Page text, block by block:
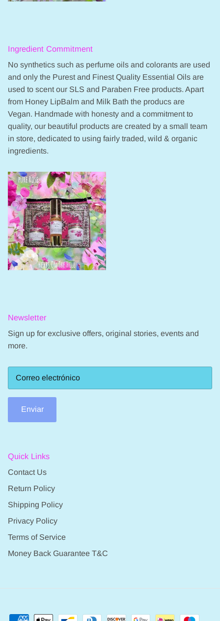
Ingredient Commitment
No synthetics such as perfume oils and colorants are used
and only the Purest and Finest Quality Essential Oils are
used to scent our SLS and Paraben Free products. Apart
from Honey LipBalm and Milk Bath the producs are
Vegan. Handmade with honesty and a commitment to
quality, our beautiful products are created by a small team
in store, dedicated to using fairly traded, wild & organic
ingredients.
Newsletter
Sign up for exclusive offers, original stories, events and
more.
Enviar
Quick Links
Contact Us
Return Policy
Shipping Policy
Privacy Policy
Terms of Service
Money Back Guarantee T&C